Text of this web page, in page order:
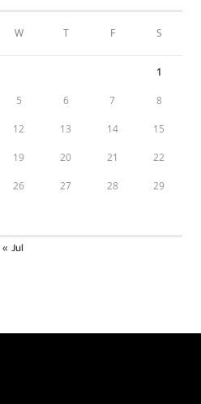
W T F S
1
5 6 7 8
12 13 14 15
19 20 21 22
26 27 28 29
« Jul